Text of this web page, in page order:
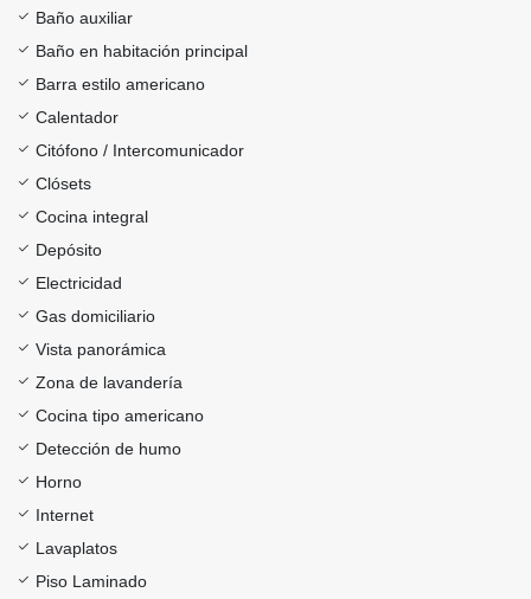
Baño auxiliar
Baño en habitación principal
Barra estilo americano
Calentador
Citófono / Intercomunicador
Clósets
Cocina integral
Depósito
Electricidad
Gas domiciliario
Vista panorámica
Zona de lavandería
Cocina tipo americano
Detección de humo
Horno
Internet
Lavaplatos
Piso Laminado